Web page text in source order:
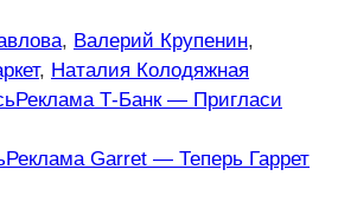
, Валерий Крупенин,
, Наталия Колодяжная
Реклама Т-Банк — Пригласи
Реклама Garret — Теперь Гаррет